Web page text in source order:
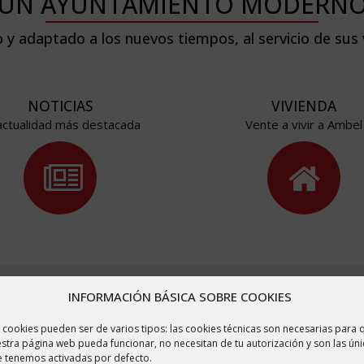
INFORMACIÓN BÁSICA SOBRE COOKIES
cookies pueden ser de varios tipos: las cookies técnicas son necesarias para
página web pueda funcionar, no necesitan de tu autorización y son las
tenemos activadas por defecto.
y adaptado a los nuevos tiempos, al servicio de sus
NOTICIAS
más destacada
VIVIENDA
Vente a vivir a Ambel
NUESTRO MUNICIPIO